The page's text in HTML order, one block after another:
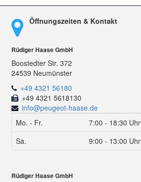
Öffnungszeiten & Kontakt
Rüdiger Haase GmbH
Boostedter Str. 372
24539 Neumünster
+49 4321 56180
+49 4321 5618130
info@peugeot-haase.de
Mo. - Fr.
7:00 - 18:30 Uhr
Sa.
9:00 - 13:00 Uhr
Rüdiger Haase GmbH